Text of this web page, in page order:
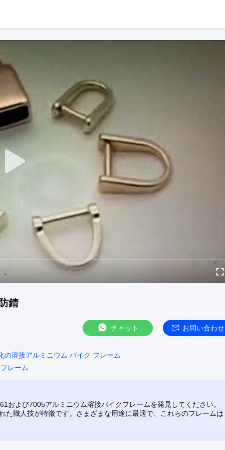
錆
チャット お問い合わせ
の溶接アルミニウム バイク フレーム
レーム
および7005アルミニウム溶接バイクフレームを発見してください。
た職人技が特徴です。さまざまな用途に最適で、これらのフレームは